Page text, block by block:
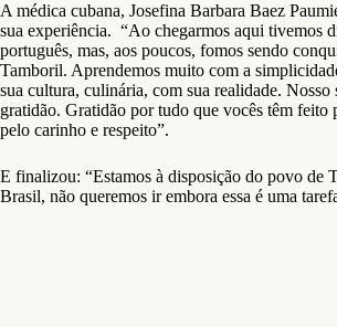
A médica cubana, Josefina Barbara Baez
sua experiência. “Ao chegarmos aqui tivemos
português, mas, aos poucos, fomos sendo
Tamboril. Aprendemos muito com a
sua cultura, culinária, com sua realidade. Nosso
gratidão. Gratidão por tudo que vocês têm feito
pelo carinho e respeito”.
E finalizou: “Estamos à disposição do povo de
Brasil, não queremos ir embora essa é uma